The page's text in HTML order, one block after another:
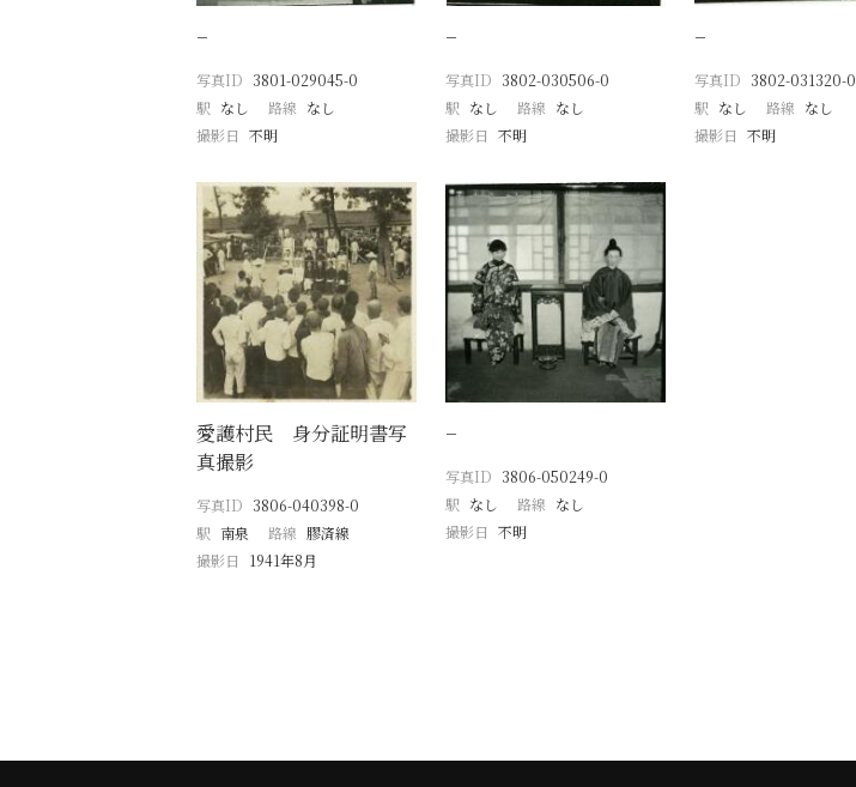
−
写真ID 3801-029045-0
駅 なし 路線 なし
撮影日 不明
−
写真ID 3802-030506-0
駅 なし 路線 なし
撮影日 不明
−
写真ID 3802-031320-0
駅 なし 路線 なし
撮影日 不明
愛護村民 身分証明書写
真撮影
写真ID 3806-040398-0
駅 南泉 路線 膠済線
撮影日
1941年8月
−
写真ID 3806-050249-0
駅 なし 路線 なし
撮影日 不明